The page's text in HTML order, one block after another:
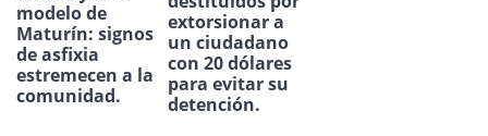
modelo de
Maturín: signos
de asfixia
estremecen a la
comunidad.
extorsionar a
un ciudadano
con 20 dólares
para evitar su
detención.